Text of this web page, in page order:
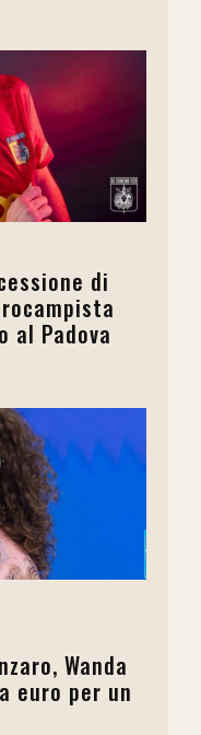
di
Padova
Wanda
euro per un